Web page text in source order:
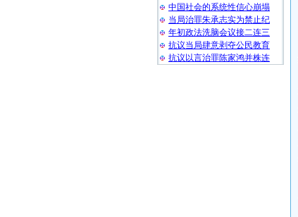
中国社会的系统性信心崩塌
当局治罪朱承志实为禁止纪
年初政法洗脑会议接二连三
抗议当局肆意剥夺公民教育
抗议以言治罪陈家鸿并株连